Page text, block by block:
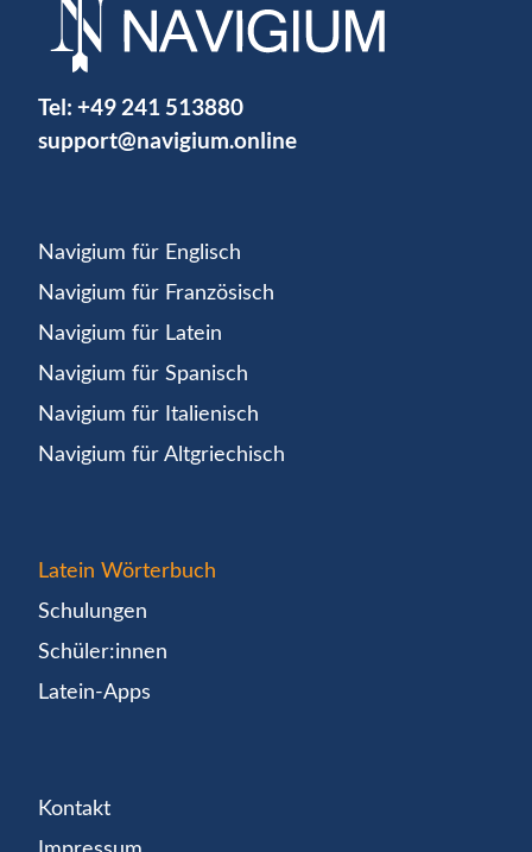
Tel: +49 241 513880
support@navigium.online
Navigium für Englisch
Navigium für Französisch
Navigium für Latein
Navigium für Spanisch
Navigium für Italienisch
Navigium für Altgriechisch
Latein Wörterbuch
Schulungen
Schüler:innen
Latein-Apps
Kontakt